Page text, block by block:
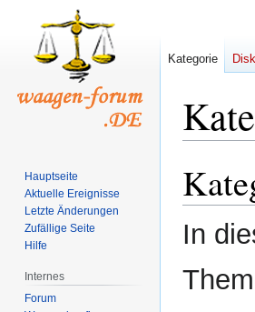
Navigation
springen
Suche
springen
In
Kategorie
Hauptseite
Aktuelle Ereignisse
Letzte Änderungen
Zufällige Seite
Hilfe
Internes
Forum